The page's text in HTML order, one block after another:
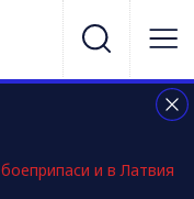
и в Латвия